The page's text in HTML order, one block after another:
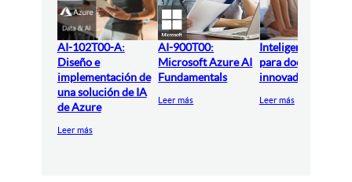
AI-102T00-A:
Diseño e
implementación de
una solución de IA
de Azure
Leer más
AI-900T00:
Microsoft Azure AI
Fundamentals
Leer más
Inteligencia
para docentes
innovadores
Leer más